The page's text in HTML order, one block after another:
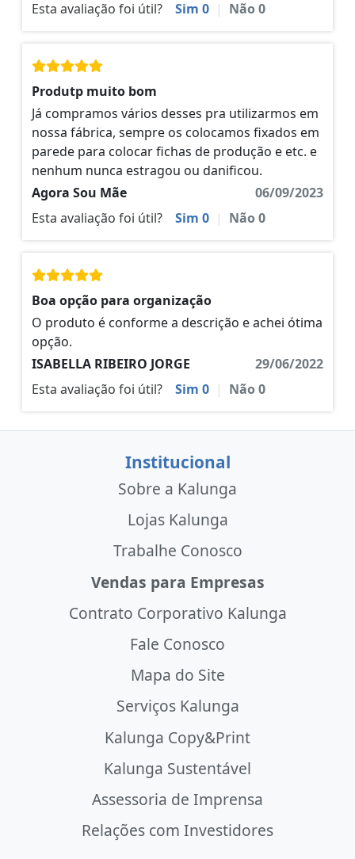
Esta avaliação foi útil?
Sim 0 | Não0
Produtp muito bom
Já compramos vários desses pra utilizarmos em
nossa fábrica, sempre os colocamos fixados em
parede para colocar fichas de produção e etc. e
nenhum nunca estragou ou danificou.
Agora Sou Mãe
06/09/2023
Esta avaliação foi útil?
Sim 0 | Não0
Boa opção para organização
O produto é conforme a descrição e achei ótima
opção.
ISABELLA RIBEIRO JORGE
29/06/2022
Esta avaliação foi útil?
Sim 0 | Não0
Institucional
Sobre a Kalunga
Lojas Kalunga
Trabalhe Conosco
Vendas para Empresas
Contrato Corporativo Kalunga
Fale Conosco
Mapa do Site
Serviços Kalunga
Kalunga Copy&Print
Kalunga Sustentável
Assessoria de Imprensa
Relações com Investidores